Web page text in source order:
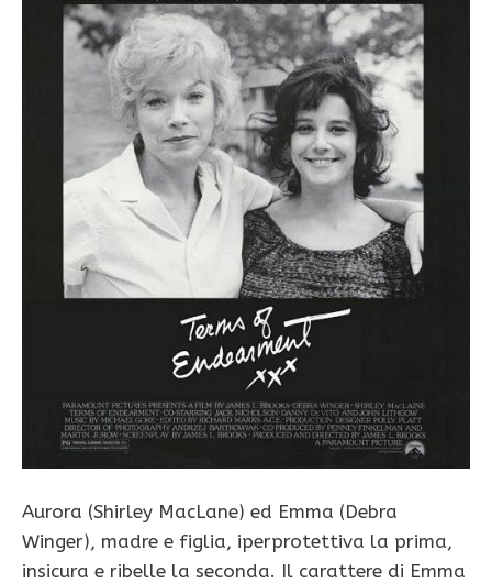
Aurora (Shirley MacLane) ed Emma (Debra
Winger), madre e figlia, iperprotettiva la prima,
insicura e ribelle la seconda. Il carattere di Emma